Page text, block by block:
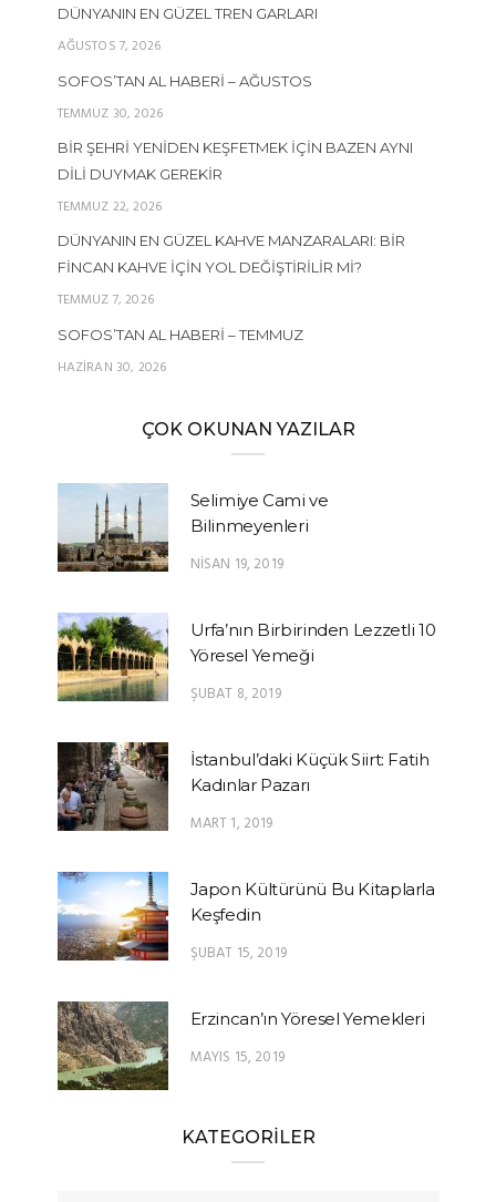
DÜNYANIN EN GÜZEL TREN GARLARI
AĞUSTOS 7, 2026
SOFOS’TAN AL HABERI – AĞUSTOS
TEMMUZ 30, 2026
BIR ŞEHRI YENIDEN KEŞFETMEK İÇIN BAZEN AYNI
DILI DUYMAK GEREKIR
TEMMUZ 22, 2026
DÜNYANIN EN GÜZEL KAHVE MANZARALARI: BIR
FINCAN KAHVE İÇIN YOL DEĞIŞTIRILIR MI?
TEMMUZ 7, 2026
SOFOS’TAN AL HABERI – TEMMUZ
HAZIRAN 30, 2026
ÇOK OKUNAN YAZILAR
Selimiye Cami ve
Bilinmeyenleri
NISAN 19, 2019
Urfa’nın Birbirinden Lezzetli 10
Yöresel Yemeği
ŞUBAT 8, 2019
İstanbul’daki Küçük Siirt: Fatih
Kadınlar Pazarı
MART 1, 2019
Japon Kültürünü Bu Kitaplarla
Keşfedin
ŞUBAT 15, 2019
Erzincan’ın Yöresel Yemekleri
MAYIS 15, 2019
KATEGORİLER